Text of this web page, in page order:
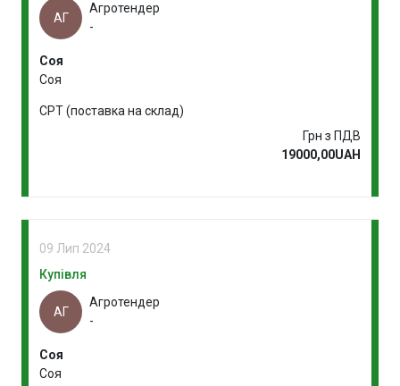
АГ
Агротендер
-
Соя
Соя
CPT (поставка на склад)
Грн з ПДВ
19000,00UAH
09 Лип 2024
Купівля
АГ
Агротендер
-
Соя
Соя